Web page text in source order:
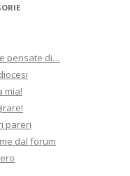
pensate di…
mia!
pareri
dal forum